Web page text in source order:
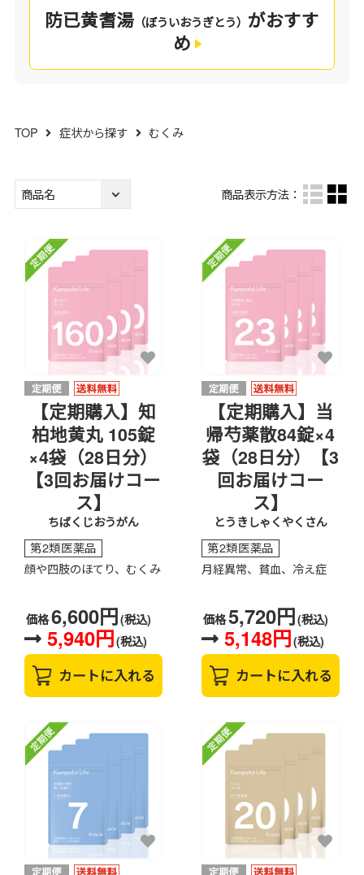
防已黄耆湯 （ぼういおうぎとう） がおすす
め
TOP 症状から探す むくみ
商品表示方法：
【定期購入】知
柏地黄丸 105錠
×4袋（28日分）
【3回お届けコー
ス】
ちばくじおうがん
第2類医薬品
顔や四肢のほてり、むくみ
価格6,600円(税込)
5,940円(税込)
カートに入れる
【定期購入】当
帰芍薬散84錠×4
袋（28日分）【3
回お届けコー
ス】
とうきしゃくやくさん
第2類医薬品
月経異常、貧血、冷え症
価格5,720円(税込)
5,148円(税込)
カートに入れる